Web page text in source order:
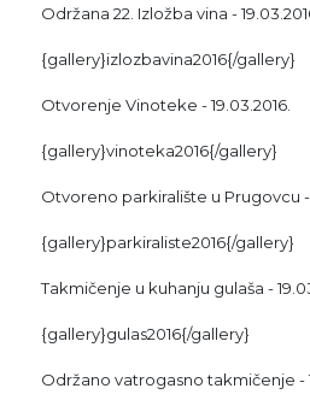
Održana 22. Izložba vina -
{gallery}izlozbavina2016{/gallery}
Otvorenje Vinoteke - 19.03.2016.
{gallery}vinoteka2016{/gallery}
Otvoreno parkiralište u Prugovcu -
{gallery}parkiraliste2016{/gallery}
Takmičenje u kuhanju gulaša -
{gallery}gulas2016{/gallery}
Održano vatrogasno takmičenje -